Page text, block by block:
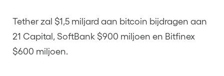
Tether zal $1,5 miljard aan bitcoin bijdragen aan
21 Capital, SoftBank $900 miljoen en Bitfinex
$600 miljoen.